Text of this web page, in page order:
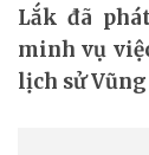
Lắk đã
minh vụ
lịch sử